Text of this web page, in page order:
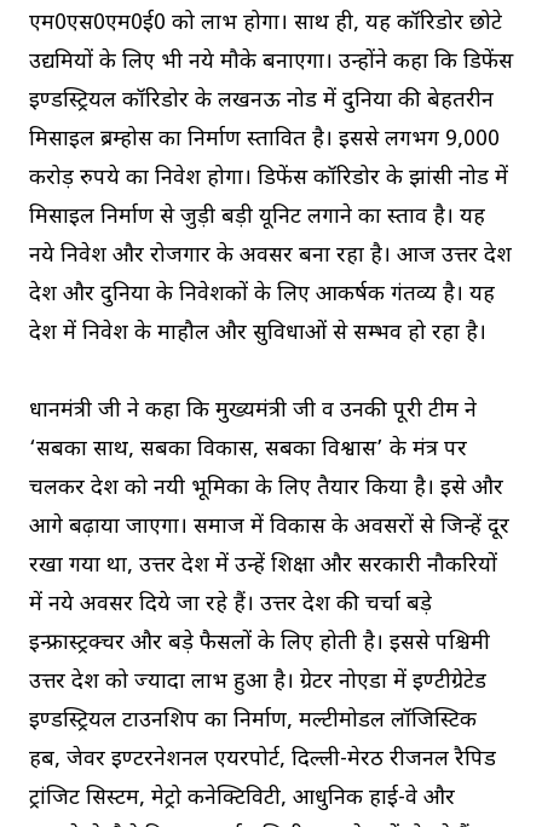
एम0एस0एम0ई0 को लाभ होगा। साथ ही, यह कॉरिडोर छोटे
उद्यमियों के लिए भी नये मौके बनाएगा। उन्होंने कहा कि डिफेंस
इण्डस्ट्रियल कॉरिडोर के लखनऊ नोड में दुनिया की बेहतरीन
मिसाइल ब्रम्होस का निर्माण प्रस्तावित है। इससे लगभग 9,000
करोड़ रुपये का निवेश होगा। डिफेंस कॉरिडोर के झांसी नोड में
मिसाइल निर्माण से जुड़ी बड़ी यूनिट लगाने का प्रस्ताव है। यह
नये निवेश और रोजगार के अवसर बना रहा है। आज उत्तर प्रदेश
देश और दुनिया के निवेशकों के लिए आकर्षक गंतव्य है। यह
प्रदेश में निवेश के माहौल और सुविधाओं से सम्भव हो रहा है।
प्रधानमंत्री जी ने कहा कि मुख्यमंत्री जी व उनकी पूरी टीम ने
‘सबका साथ, सबका विकास, सबका विश्वास’ के मंत्र पर
चलकर प्रदेश को नयी भूमिका के लिए तैयार किया है। इसे और
आगे बढ़ाया जाएगा। समाज में विकास के अवसरों से जिन्हें दूर
रखा गया था, उत्तर प्रदेश में उन्हें शिक्षा और सरकारी नौकरियों
में नये अवसर दिये जा रहे हैं। उत्तर प्रदेश की चर्चा बड़े
इन्फ्रास्ट्रक्चर और बड़े फैसलों के लिए होती है। इससे पश्चिमी
उत्तर प्रदेश को ज्यादा लाभ हुआ है। ग्रेटर नोएडा में इण्टीग्रेटेड
इण्डस्ट्रियल टाउनशिप का निर्माण, मल्टीमोडल लॉजिस्टिक
हब, जेवर इण्टरनेशनल एयरपोर्ट, दिल्ली-मेरठ रीजनल रैपिड
ट्रांजिट सिस्टम, मेट्रो कनेक्टिविटी, आधुनिक हाई-वे और